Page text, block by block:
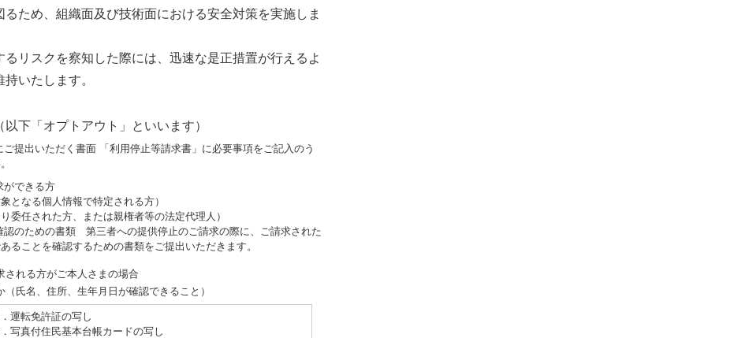
ため、組織面及び技術面における安全対策を実施しま
るリスクを察知した際には、迅速な是正措置が行えるよ
いたします。
下「オプトアウト」といいます）
提出いただく書面 「 利用停止等請求書 」に必要事項をご記入のう
できる方
となる個人情報で特定される方）
委任された方、または親権者等の法定代理人）
のための書類 第三者への提供停止のご請求の際に、ご請求された
ることを確認するための書類をご提出いただきます。
される方がご本人さまの場合
氏名、住所、生年月日が確認できること）
運転免許証の写し
写真付住民基本台帳カードの写し